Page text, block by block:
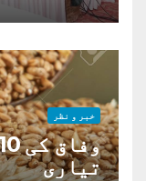
خبر و نظر
تیاری